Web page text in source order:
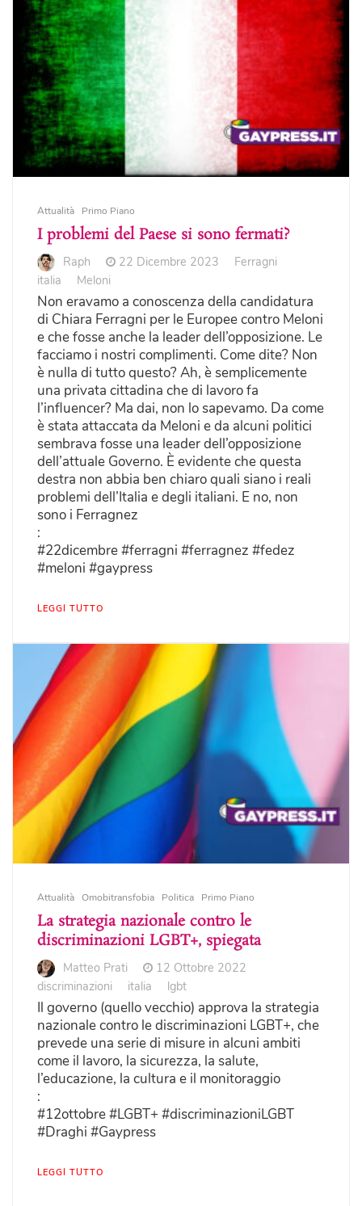
Attualità Primo Piano
I problemi del Paese si sono fermati?
Raph 22 Dicembre 2023
Ferragni
italia
Meloni
Non eravamo a conoscenza della candidatura
di Chiara Ferragni per le Europee contro Meloni
e che fosse anche la leader dell’opposizione. Le
facciamo i nostri complimenti. Come dite? Non
è nulla di tutto questo? Ah, è semplicemente
una privata cittadina che di lavoro fa
l’influencer? Ma dai, non lo sapevamo. Da come
è stata attaccata da Meloni e da alcuni politici
sembrava fosse una leader dell’opposizione
dell’attuale Governo. È evidente che questa
destra non abbia ben chiaro quali siano i reali
problemi dell’Italia e degli italiani. E no, non
sono i Ferragnez
:
#22dicembre #ferragni #ferragnez #fedez
#meloni #gaypress
LEGGI TUTTO
Attualità Omobitransfobia Politica Primo Piano
La strategia nazionale contro le
discriminazioni LGBT+, spiegata
Matteo Prati
12 Ottobre 2022
discriminazioni
italia lgbt
Il governo (quello vecchio) approva la strategia
nazionale contro le discriminazioni LGBT+, che
prevede una serie di misure in alcuni ambiti
come il lavoro, la sicurezza, la salute,
l’educazione, la cultura e il monitoraggio
:
#12ottobre #LGBT+ #discriminazioniLGBT
#Draghi #Gaypress
LEGGI TUTTO